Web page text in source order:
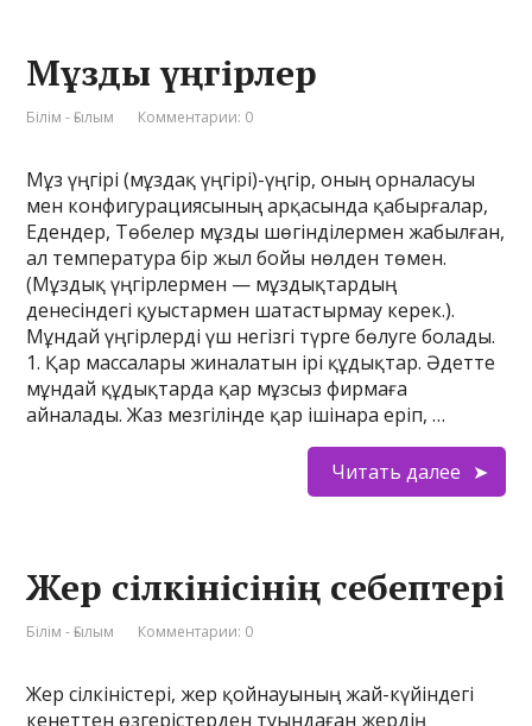
Мұзды үңгірлер
Білім - Ғылым Комментарии: 0
Мұз үңгірі (мұздақ үңгірі)-үңгір, оның орналасуы
мен конфигурациясының арқасында қабырғалар,
Едендер, Төбелер мұзды шөгінділермен жабылған,
ал температура бір жыл бойы нөлден төмен.
(Мұздық үңгірлермен — мұздықтардың
денесіндегі қуыстармен шатастырмау керек.).
Мұндай үңгірлерді үш негізгі түрге бөлуге болады.
1. Қар массалары жиналатын ірі құдықтар. Әдетте
мұндай құдықтарда қар мұзсыз фирмаға
айналады. Жаз мезгілінде қар ішінара еріп, …
Читать далее
Жер сілкінісінің себептері
Білім - Ғылым Комментарии: 0
Жер сілкіністері, жер қойнауының жай-күйіндегі
кенеттен өзгерістерден туындаған жердің